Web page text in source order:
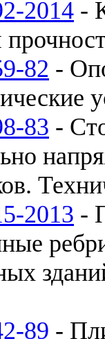
2014 -
82 -
83 -
2013 -
89 -